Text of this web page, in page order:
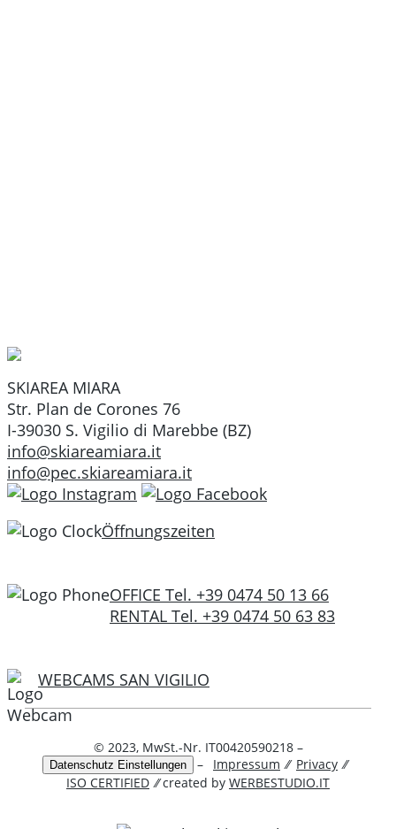
SKIAREA MIARA
Str. Plan de Corones 76
I-39030 S. Vigilio di Marebbe (BZ)
info@skiareamiara.it
info@pec.skiareamiara.it
Öffnungszeiten
OFFICE Tel. +39 0474 50 13 66
RENTAL Tel. +39 0474 50 63 83
WEBCAMS SAN VIGILIO
© 2023, MwSt.-Nr. IT00420590218 –
Datenschutz Einstellungen – Impressum ⁄⁄ Privacy ⁄⁄
ISO CERTIFIED ⁄⁄ created by WERBESTUDIO.IT